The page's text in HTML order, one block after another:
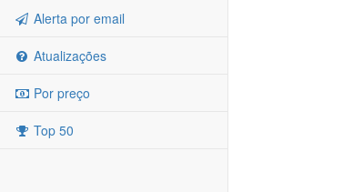
Alerta por email
Atualizações
Por preço
Top 50